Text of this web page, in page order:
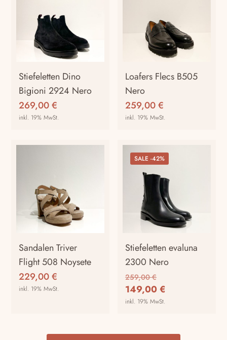
Stiefeletten Dino
Bigioni 2924 Nero
269,00€
inkl. 19% MwSt.
Loafers Flecs B505
Nero
259,00€
inkl. 19% MwSt.
Sandalen Triver
Flight 508 Noysete
229,00€
inkl. 19% MwSt.
SALE -42%
Stiefeletten evaluna
2300 Nero
259,00€
Preis
war:
149,00€
inkl. 19% MwSt.